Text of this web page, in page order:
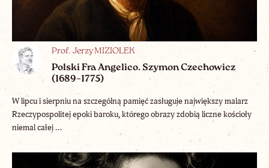
Prof. Jerzy MIZIOŁEK
Polski Fra Angelico. Szymon Czechowicz
(1689–1775)
W lipcu i sierpniu na szczególną pamięć zasługuje największy malarz
Rzeczypospolitej epoki baroku, którego obrazy zdobią liczne kościoły
niemal całej ...